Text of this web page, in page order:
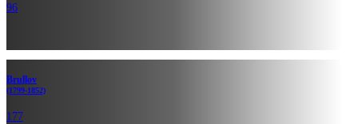
96
Brullov
(1799-1852)
177